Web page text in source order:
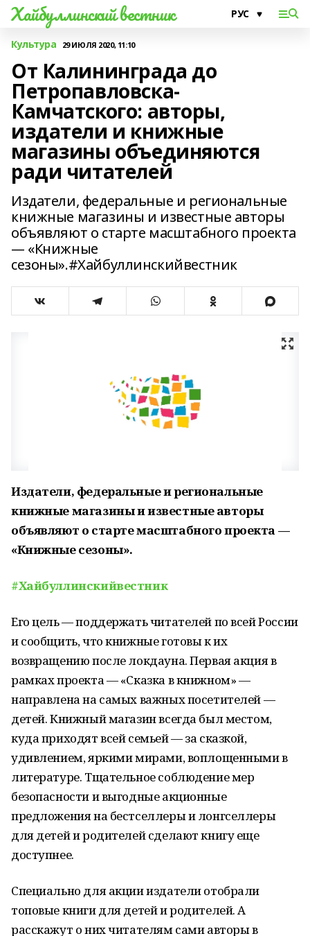
Хайбуллинский вестник
Культура 29 ИЮЛЯ 2020, 11:10
От Калининграда до
Петропавловска-
Камчатского: авторы,
издатели и книжные
магазины объединяются
ради читателей
Издатели, федеральные и региональные
книжные магазины и известные авторы
объявляют о старте масштабного проекта
— «Книжные
сезоны».#Хайбуллинскийвестник
Издатели, федеральные и региональные
книжные магазины и известные авторы
объявляют о старте масштабного проекта —
«Книжные сезоны».
#Хайбуллинскийвестник
Его цель — поддержать читателей по всей России
и сообщить, что книжные готовы к их
возвращению после локдауна. Первая акция в
рамках проекта — «Сказка в книжном» —
направлена на самых важных посетителей —
детей. Книжный магазин всегда был местом,
куда приходят всей семьей — за сказкой,
удивлением, яркими мирами, воплощенными в
литературе. Тщательное соблюдение мер
безопасности и выгодные акционные
предложения на бестселлеры и лонгселлеры
для детей и родителей сделают книгу еще
доступнее.
Специально для акции издатели отобрали
топовые книги для детей и родителей. А
расскажут о них читателям сами авторы в